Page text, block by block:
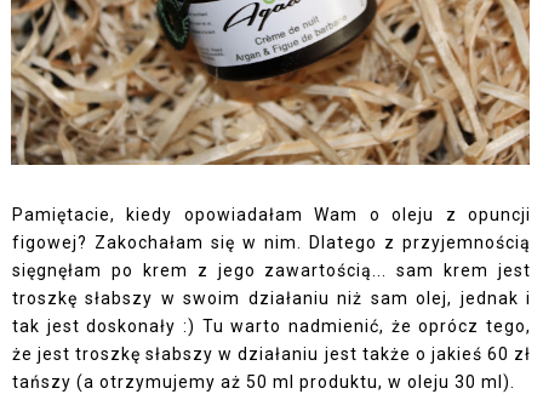
Pamiętacie, kiedy opowiadałam Wam o oleju z opuncji
figowej? Zakochałam się w nim. Dlatego z przyjemnością
sięgnęłam po krem z jego zawartością... sam krem jest
troszkę słabszy w swoim działaniu niż sam olej, jednak i
tak jest doskonały :) Tu warto nadmienić, że oprócz tego,
że jest troszkę słabszy w działaniu jest także o jakieś 60 zł
tańszy (a otrzymujemy aż 50 ml produktu, w oleju 30 ml).